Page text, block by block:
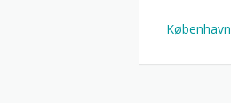
København